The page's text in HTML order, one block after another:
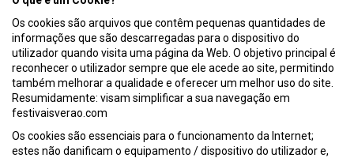
Os cookies são arquivos que contêm pequenas quantidades de
informações que são descarregadas para o dispositivo do
utilizador quando visita uma página da Web. O objetivo principal é
reconhecer o utilizador sempre que ele acede ao site, permitindo
também melhorar a qualidade e oferecer um melhor uso do site.
Resumidamente: visam simplificar a sua navegação em
festivaisverao.com
Os cookies são essenciais para o funcionamento da Internet;
estes não danificam o equipamento / dispositivo do utilizador e,